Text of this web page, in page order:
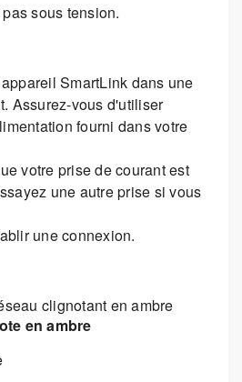
sous tension.
SmartLink dans une
Assurez-vous d'utiliser
fourni dans votre
votre prise de courant est
une autre prise si vous
une connexion.
en ambre